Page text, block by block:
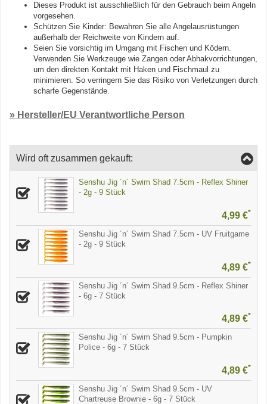
Dieses Produkt ist ausschließlich für den Gebrauch beim Angeln
vorgesehen.
Schützen Sie Kinder: Bewahren Sie alle Angelausrüstungen
außerhalb der Reichweite von Kindern auf.
Seien Sie vorsichtig im Umgang mit Fischen und Ködern.
Verwenden Sie Werkzeuge wie Zangen oder Abhakvorrichtungen,
um den direkten Kontakt mit Haken und Fischmaul zu
minimieren. So verringern Sie das Risiko von Verletzungen durch
scharfe Gegenstände.
» Hersteller/EU Verantwortliche Person
Wird oft zusammen gekauft:
Senshu Jig ´n´ Swim Shad 7.5cm - Reflex Shiner
- 2g - 9 Stück
4,99 €*
Senshu Jig ´n´ Swim Shad 7.5cm - UV Fruitgame
- 2g - 9 Stück
4,89 €*
Senshu Jig ´n´ Swim Shad 9.5cm - Reflex Shiner
- 6g - 7 Stück
4,89 €*
Senshu Jig ´n´ Swim Shad 9.5cm - Pumpkin
Police - 6g - 7 Stück
4,89 €*
Senshu Jig ´n´ Swim Shad 9.5cm - UV
Chartreuse Brownie - 6g - 7 Stück